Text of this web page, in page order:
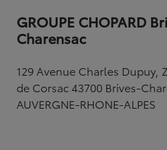
GROUPE CHOPARD
Charensac
129 Avenue Charles Dupuy,
de Corsac 43700 Brives-
AUVERGNE-RHONE-ALPES